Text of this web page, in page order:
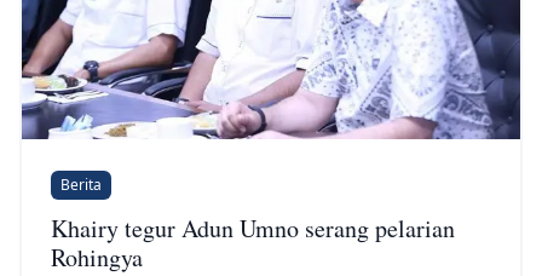
Berita
Khairy tegur Adun Umno serang pelarian
Rohingya